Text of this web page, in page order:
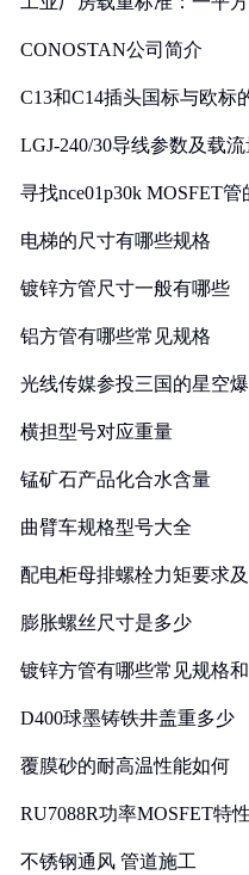
CONOSTAN公司简介
C13和C14插头国标与欧标
LGJ-240/30导线参数及载
寻找nce01p30k MOSFET
电梯的尺寸有哪些规格
镀锌方管尺寸一般有哪些
铝方管有哪些常见规格
光线传媒参投三国的星空
横担型号对应重量
锰矿石产品化合水含量
曲臂车规格型号大全
配电柜母排螺栓力矩要求
膨胀螺丝尺寸是多少
镀锌方管有哪些常见规格
D400球墨铸铁井盖重多少
覆膜砂的耐高温性能如何
RU7088R功率MOSFET特
不锈钢通风 管道施工